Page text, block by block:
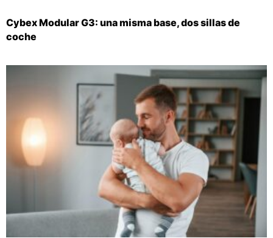
Cybex Modular G3: una misma base, dos sillas de
coche